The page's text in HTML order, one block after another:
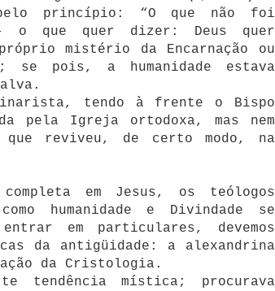
belo princípio: “O que não foi
o que quer dizer: Deus quer
mistério da Encarnação ou
se pois, a humanidade estava
tendo à frente o Bispo
Igreja ortodoxa, mas nem
que reviveu, de certo modo, na
em Jesus, os teólogos
humanidade e Divindade se
em particulares, devemos
da antigüidade: a alexandrina
da Cristologia.
tendência mística; procurava